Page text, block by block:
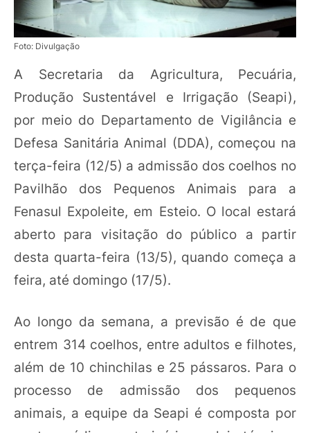
Foto: Divulgação
A Secretaria da Agricultura, Pecuária,
Produção Sustentável e Irrigação (Seapi),
por meio do Departamento de Vigilância e
Defesa Sanitária Animal (DDA), começou na
terça-feira (12/5) a admissão dos coelhos no
Pavilhão dos Pequenos Animais para a
Fenasul Expoleite, em Esteio. O local estará
aberto para visitação do público a partir
desta quarta-feira (13/5), quando começa a
feira, até domingo (17/5).
Ao longo da semana, a previsão é de que
entrem 314 coelhos, entre adultos e filhotes,
além de 10 chinchilas e 25 pássaros. Para o
processo de admissão dos pequenos
animais, a equipe da Seapi é composta por